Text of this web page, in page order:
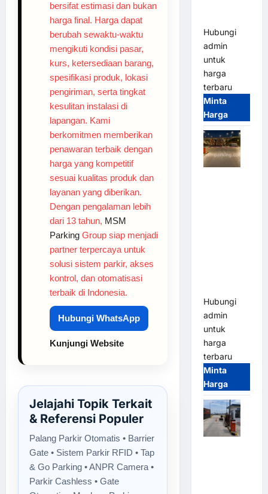
bersifat estimasi dan bukan
harga final. Harga dapat
berubah sewaktu-waktu
mengikuti kondisi pasar,
kurs, ketersediaan barang,
spesifikasi produk, lokasi
pengiriman, serta tingkat
kesulitan instalasi di
lapangan. Kami
berkomitmen memberikan
penawaran terbaik dengan
harga yang kompetitif
sesuai kualitas produk dan
layanan yang diberikan.
Dengan pengalaman lebih
dari 13 tahun, MSM
Parking Group siap menjadi
partner terpercaya untuk
solusi sistem parkir, akses
kontrol, dan otomatisasi
terbaik di Indonesia.
Hubungi WhatsApp
Kunjungi Website
Jelajahi Topik Terkait
& Referensi Populer
Palang Parkir Otomatis • Barrier
Gate • Sistem Parkir RFID • Tap
& Go Parking • ANPR Camera •
Parkir Cashless • Gate
Hubungi
admin
untuk
harga
terbaru
Minta
Harga
Hubungi
admin
untuk
harga
terbaru
Minta
Harga